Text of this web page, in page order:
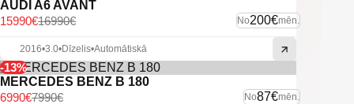
AUDI A6 AVANT
No200€mēn.
16990€
15990€
2016•3.0•Dīzelis•Automātiskā
-13%
MERCEDES BENZ B 180
No87€mēn.
7990€
6990€